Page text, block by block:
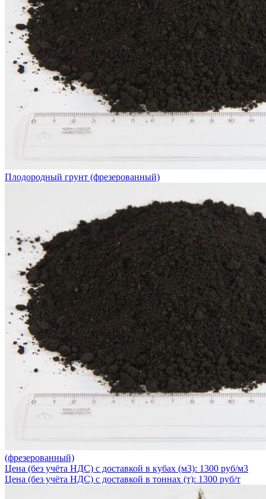
Плодородный грунт (фрезерованный)
(фрезерованный)
Цена (без учёта НДС) с доставкой в кубах (м3): 1300 руб/м3
Цена (без учёта НДС) с доставкой в тоннах (т): 1300 руб/т